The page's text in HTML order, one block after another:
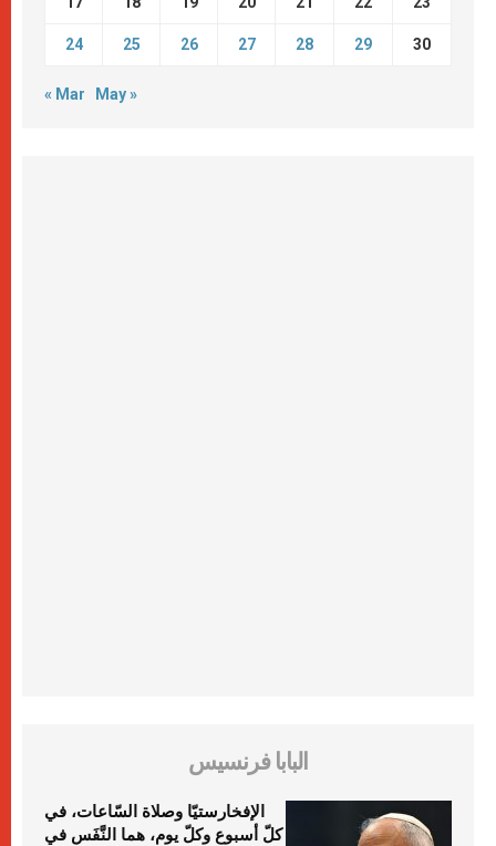
24 25 26 27 28 29 30
« Mar May »
البابا فرنسيس
الإفخارستيّا وصلاة السّاعات، في
كلّ أسبوع وكلّ يوم، هما النَّفَس في